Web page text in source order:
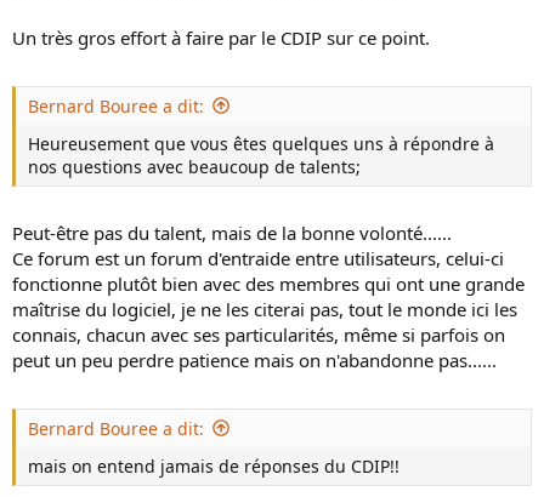
Un très gros effort à faire par le CDIP sur ce point.
Bernard Bouree a dit:
Heureusement que vous êtes quelques uns à répondre à
nos questions avec beaucoup de talents;
Peut-être pas du talent, mais de la bonne volonté......
Ce forum est un forum d'entraide entre utilisateurs, celui-ci
fonctionne plutôt bien avec des membres qui ont une grande
maîtrise du logiciel, je ne les citerai pas, tout le monde ici les
connais, chacun avec ses particularités, même si parfois on
peut un peu perdre patience mais on n'abandonne pas......
Bernard Bouree a dit:
mais on entend jamais de réponses du CDIP!!